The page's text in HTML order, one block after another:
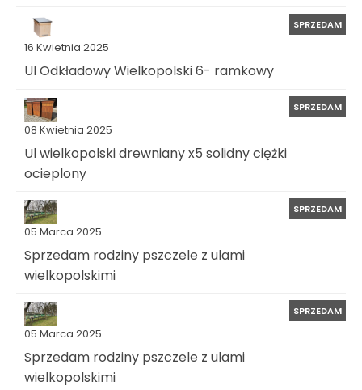
16 Kwietnia 2025
SPRZEDAM
Ul Odkładowy Wielkopolski 6- ramkowy
08 Kwietnia 2025
SPRZEDAM
Ul wielkopolski drewniany x5 solidny ciężki
ocieplony
05 Marca 2025
SPRZEDAM
Sprzedam rodziny pszczele z ulami
wielkopolskimi
05 Marca 2025
SPRZEDAM
Sprzedam rodziny pszczele z ulami
wielkopolskimi